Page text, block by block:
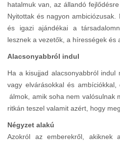
hatalmuk van, az állandó
Nyitottak és nagyon ambiciózusak.
és igazi ajándékai a
lesznek a vezetők, a hírességek és
Alacsonyabbról indul
Ha a kisujjad alacsonyabbról
vagy elvárásokkal és
álmok, amik soha nem valósulnak
ritkán teszel valamit azért, hogy
Négyzet alakú
Azokról az emberekről, akiknek